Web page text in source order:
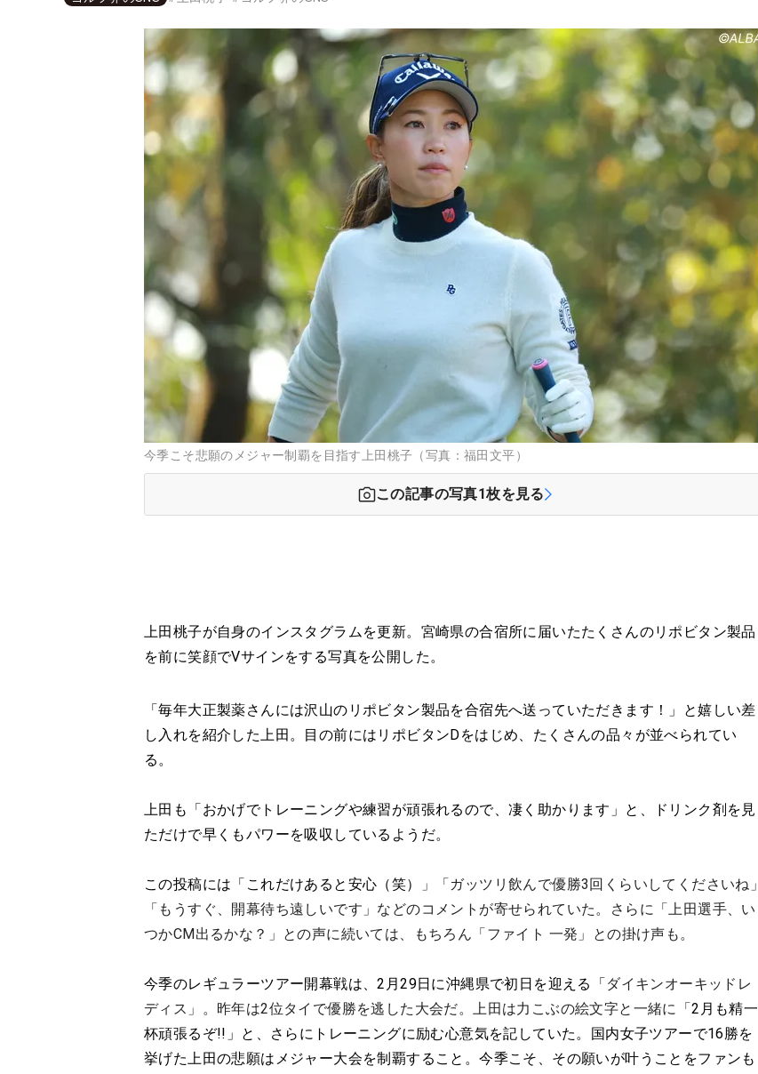
今季こそ悲願のメジャー制覇を目指す上田桃子（写真：福田文平）
この記事の写真1枚を見る
上田桃子が自身のインスタグラムを更新。宮崎県の合宿所に届いたたくさんのリポビタン製品
を前に笑顔でVサインをする写真を公開した。
「毎年大正製薬さんには沢山のリポビタン製品を合宿先へ送っていただきます！」と嬉しい差
し入れを紹介した上田。目の前にはリポビタンDをはじめ、たくさんの品々が並べられてい
る。
上田も「おかげでトレーニングや練習が頑張れるので、凄く助かります」と、ドリンク剤を見
ただけで早くもパワーを吸収しているようだ。
この投稿には「これだけあると安心（笑）
」「ガッツリ飲んで優勝3回くらいしてくださいね」
「もうすぐ、開幕待ち遠しいです」などのコメントが寄せられていた。さらに「上田選手、い
つかCM出るかな？」との声に続いては、もちろん「ファイト 一発」との掛け声も。
今季のレギュラーツアー開幕戦は、2月29日に沖縄県で初日を迎える「 ダイキンオーキッドレ
ディス 」。昨年は2位タイで優勝を逃した大会だ。上田は力こぶの絵文字と一緒に「2月も精一
杯頑張るぞ!!」と、さらにトレーニングに励む心意気を記していた。国内女子ツアーで16勝を
挙げた上田の悲願はメジャー大会を制覇すること。今季こそ、その願いが叶うことをファンも